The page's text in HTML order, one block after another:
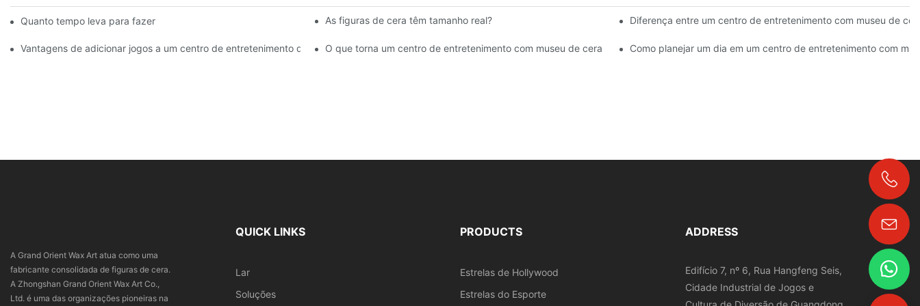
Quanto tempo leva para fazer uma figura de cera? As figuras de cera têm tamanho real? Diferença entre um centro de entretenimento com museu de
Vantagens de adicionar jogos a um centro de entretenimento de museu de cera | DXDF ArtO que torna um centro de entretenimento com museu de cera único? | DXDF ArtComo planejar um dia em um centro de entretenimento com
A Grand Orient Wax Art atua como uma
fabricante consolidada de figuras de cera.
A Zhongshan Grand Orient Wax Art Co.,
Ltd. é uma das organizações pioneiras na
QUICK LINKS
Lar
Soluções
PRODUCTS
Estrelas de Hollywood
Estrelas do Esporte
ADDRESS
Edifício 7, nº 6, Rua Hangfeng Seis,
Cidade Industrial de Jogos e